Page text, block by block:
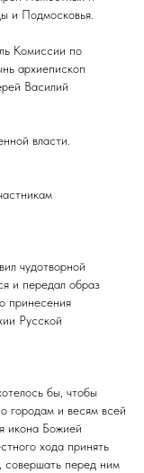
и Подмосковья.
Комиссии по
архиепископ
Василий
власти.
чудотворной
и передал образ
принесения
Русской
бы, чтобы
городам и весям всей
икона Божией
хода принять
совершать перед ним